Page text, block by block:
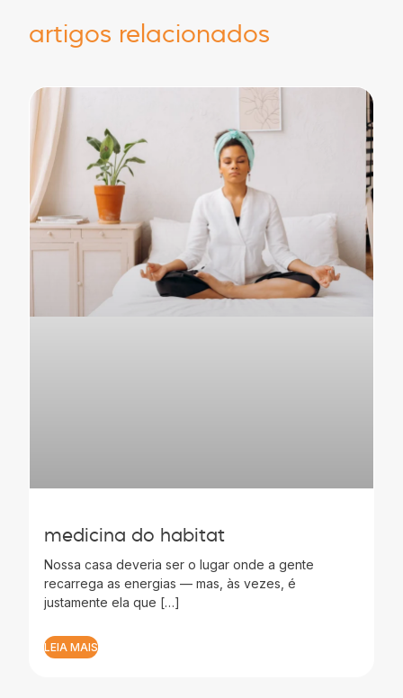
artigos relacionados
medicina do habitat
Nossa casa deveria ser o lugar onde a gente
recarrega as energias — mas, às vezes, é
justamente ela que […]
LEIA MAIS